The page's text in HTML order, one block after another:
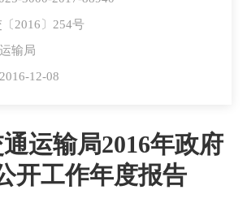
2016〕254号
输局
12-08
运输局2016年政府
开工作年度报告